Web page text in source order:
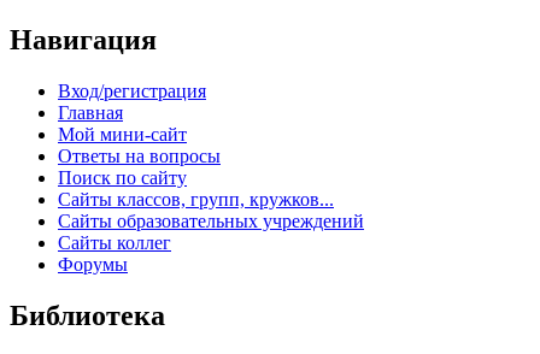
Навигация
Вход/регистрация
Главная
Мой мини-сайт
Ответы на вопросы
Поиск по сайту
Сайты классов, групп, кружков...
Сайты образовательных учреждений
Сайты коллег
Форумы
Библиотека